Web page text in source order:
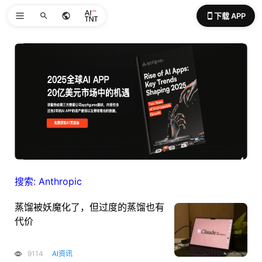
下载 APP
搜索: Anthropic
蒸馏被妖魔化了，但过度的蒸馏也有
代价
9114 AI资讯